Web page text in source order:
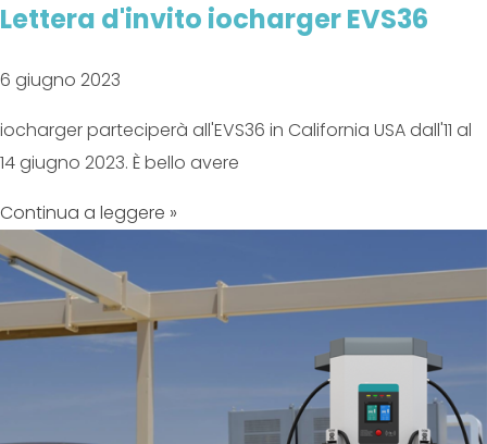
Lettera d'invito iocharger EVS36
6 giugno 2023
iocharger parteciperà all'EVS36 in California USA dall'11 al
14 giugno 2023. È bello avere
Continua a leggere »